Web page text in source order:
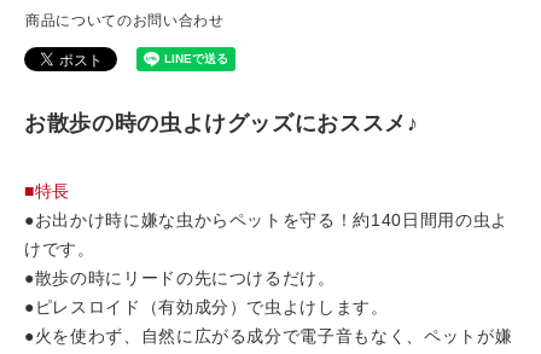
商品についてのお問い合わせ
お散歩の時の虫よけグッズにおススメ♪
■特長
●お出かけ時に嫌な虫からペットを守る！約140日間用の虫よ
けです。
●散歩の時にリードの先につけるだけ。
●ピレスロイド（有効成分）で虫よけします。
●火を使わず、自然に広がる成分で電子音もなく、ペットが嫌